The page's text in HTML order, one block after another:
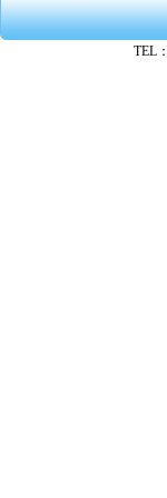
TEL